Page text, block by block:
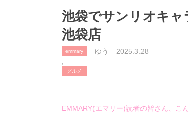
池袋でサンリオキャ
池袋店
emmary
グルメ
ゆう 2025.3.28
EMMARY(エマリー)読者の皆さん、こ